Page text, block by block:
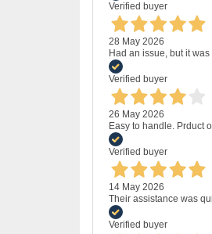
Verified buyer
28 May 2026
Had an issue, but it
Verified buyer
26 May 2026
Easy to handle. Prduct
Verified buyer
14 May 2026
Their assistance was
Verified buyer